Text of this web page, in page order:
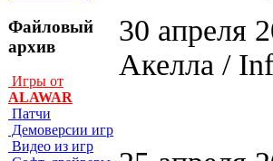
Файловый
архив
Игры от
ALAWAR
Патчи
Демоверсии игр
Видео из игр
30 апреля
Акелла /